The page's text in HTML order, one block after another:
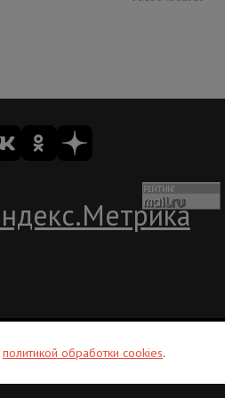
Организации, СМИ и физические лица,
политикой обработки cookies.